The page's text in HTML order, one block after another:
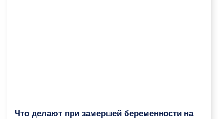
Что делают при замершей беременности на